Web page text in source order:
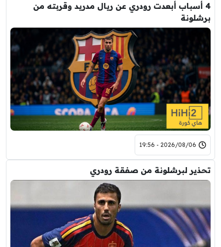
4 أسباب أبعدت رودري عن ريال مدريد وقربته من
برشلونة
2026/08/06 - 19:56
تحذير لبرشلونة من صفقة رودري